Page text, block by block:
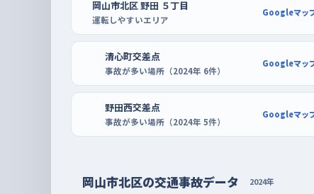
夕方を避けて朝いちばんに、駐車はイオンモ
練習の時間帯は、夕方の帰宅がいちばん混み合う
間は車も人も少なくて、道の広さがそのまま余裕
勤や仕事の車が多いから、休みの日の午前に出るく
駐車の練習なら、イオンモール岡山や杜の街グレ
いて、空いている時間帯を選べば、切り返しを何度
るはずだよ。
岡山市北区 野田 ５丁目
運転しやすいエリア
Googleマッ
清心町交差点
事故が多い場所（2024年 6件）
Googleマッ
野田西交差点
事故が多い場所（2024年 5件）
Googleマッ
岡山市北区の交通事故データ 2024年